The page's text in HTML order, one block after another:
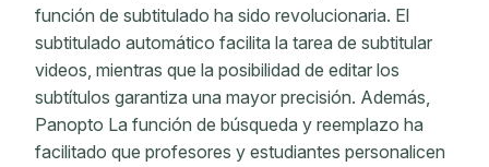
función de subtitulado ha sido revolucionaria. El
subtitulado automático facilita la tarea de subtitular
videos, mientras que la posibilidad de editar los
subtítulos garantiza una mayor precisión. Además,
Panopto La función de búsqueda y reemplazo ha
facilitado que profesores y estudiantes personalicen